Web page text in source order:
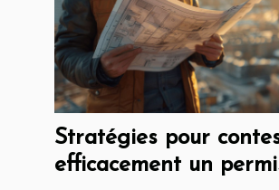
Stratégies pour
efficacement un